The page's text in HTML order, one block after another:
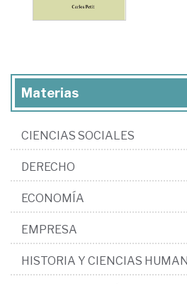
Materias
CIENCIAS SOCIALES
DERECHO
ECONOMÍA
EMPRESA
HISTORIA Y CIENCIAS